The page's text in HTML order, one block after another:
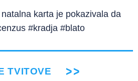
karta je pokazivala da
#kradja #blato
TVITOVE